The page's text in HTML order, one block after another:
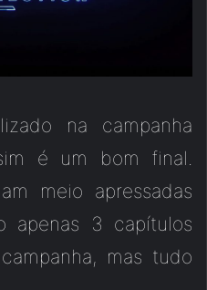
na campanha
é um bom final.
meio apressadas
apenas 3 capítulos
mas tudo